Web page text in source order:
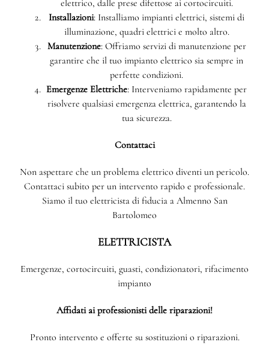
elettrico, dalle prese difettose ai cortocircuiti.
Installazioni: Installiamo impianti elettrici, sistemi di
illuminazione, quadri elettrici e molto altro.
Manutenzione: Offriamo servizi di manutenzione per
garantire che il tuo impianto elettrico sia sempre in
perfette condizioni.
Emergenze Elettriche: Interveniamo rapidamente per
risolvere qualsiasi emergenza elettrica, garantendo la
tua sicurezza.
Contattaci
Non aspettare che un problema elettrico diventi un pericolo.
Contattaci subito per un intervento rapido e professionale.
Siamo il tuo elettricista di fiducia a Almenno San
Bartolomeo
ELETTRICISTA
Emergenze, cortocircuiti, guasti, condizionatori, rifacimento
impianto
Affidati ai professionisti delle riparazioni!
Pronto intervento e offerte su sostituzioni o riparazioni.